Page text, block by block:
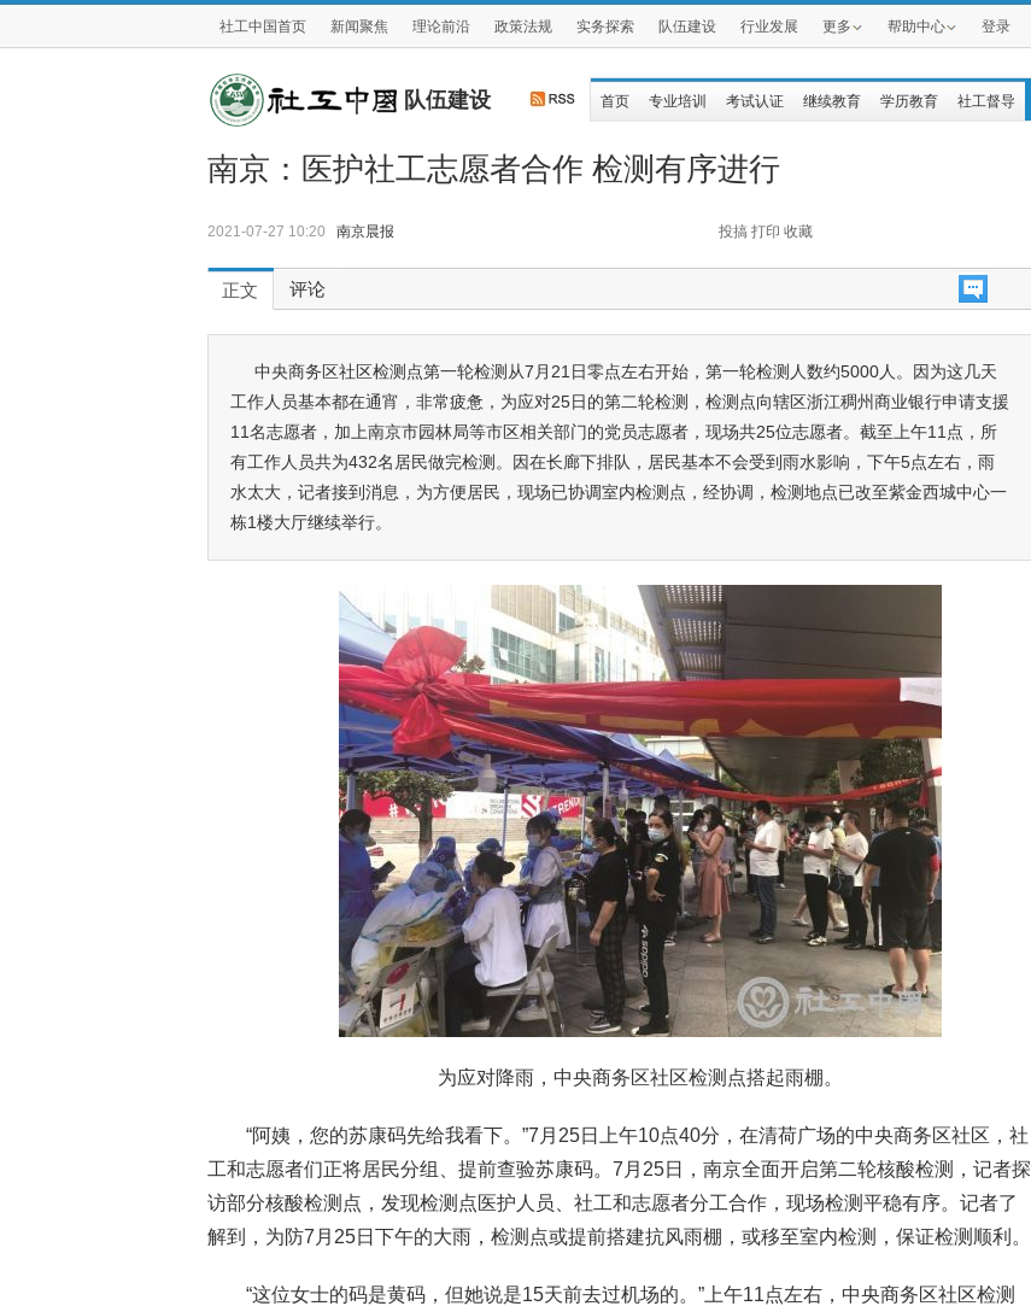
社工中国首页 新闻聚焦 理论前沿 政策法规 实务探索 队伍建设 行业发展 更多 帮助中心 登录
队伍建设 首页 专业培训 考试认证 继续教育 学历教育 社工督导
南京：医护社工志愿者合作 检测有序进行
2021-07-27 10:20 南京晨报 投搞 打印 收藏
正文 评论
中央商务区社区检测点第一轮检测从7月21日零点左右开始，第一轮检测人数约5000人。因为这几天
工作人员基本都在通宵，非常疲惫，为应对25日的第二轮检测，检测点向辖区浙江稠州商业银行申请支援
11名志愿者，加上南京市园林局等市区相关部门的党员志愿者，现场共25位志愿者。截至上午11点，所
有工作人员共为432名居民做完检测。因在长廊下排队，居民基本不会受到雨水影响，下午5点左右，雨
水太大，记者接到消息，为方便居民，现场已协调室内检测点，经协调，检测地点已改至紫金西城中心一
栋1楼大厅继续举行。
为应对降雨，中央商务区社区检测点搭起雨棚。
“阿姨，您的苏康码先给我看下。”7月25日上午10点40分，在清荷广场的中央商务区社区，社
工和志愿者们正将居民分组、提前查验苏康码。7月25日，南京全面开启第二轮核酸检测，记者探
访部分核酸检测点，发现检测点医护人员、社工和志愿者分工合作，现场检测平稳有序。记者了
解到，为防7月25日下午的大雨，检测点或提前搭建抗风雨棚，或移至室内检测，保证检测顺利。
“这位女士的码是黄码，但她说是15天前去过机场的。”上午11点左右，中央商务区社区检测